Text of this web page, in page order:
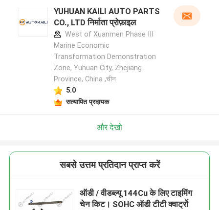
YUHUAN KAILI AUTO PARTS
CO., LTD निर्माता प्रोफ़ाइल
West of Xuanmen Phase III
Marine Economic
Transformation Demonstration
Zone, Yuhuan City, Zhejiang
Province, China ,चीन
5.0
सत्यापित प्रदायक
और देखो
सबसे उत्तम प्रतिदान प्राप्त करें
ऑडी / वीडब्ल्यू 144Cu के लिए टाइमिंग
चेन किट। SOHC ऑडी टीटी क्वार्ट्रो